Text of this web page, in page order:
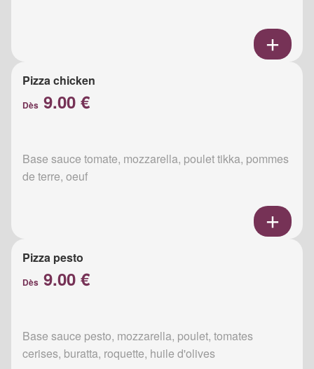
Pizza chicken
Dès 9.00 €
Base sauce tomate, mozzarella, poulet tikka, pommes
de terre, oeuf
Pizza pesto
Dès 9.00 €
Base sauce pesto, mozzarella, poulet, tomates
cerises, buratta, roquette, huile d'olives